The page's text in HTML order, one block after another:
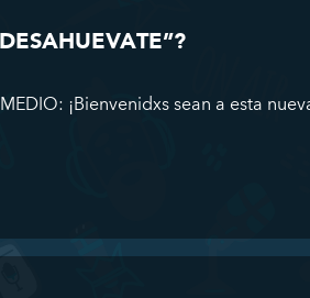
¡Bienvenidxs sean a esta